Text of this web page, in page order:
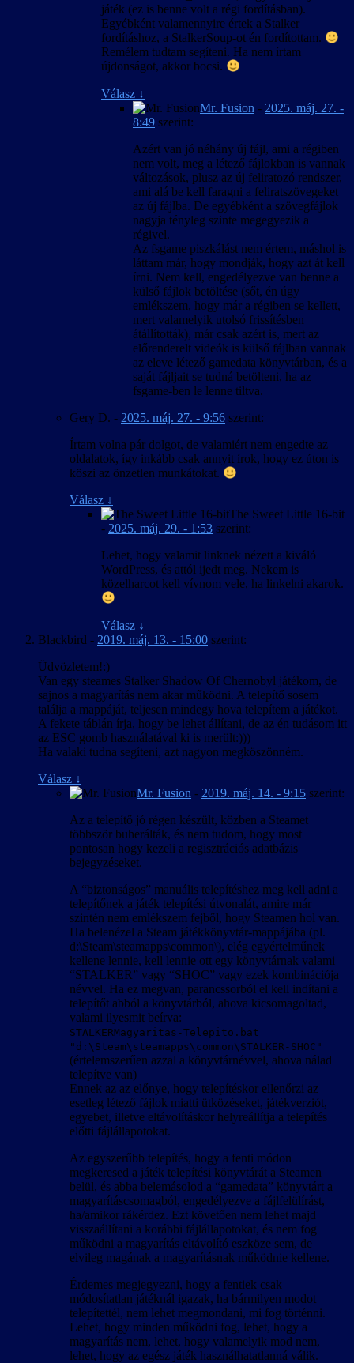
szövegkészlet csak úgy lesz egységes, ha új
játékot indítunk, és nem váltunk nyelvet
közben.
játék (ez is benne volt a régi fordításban).
Egyébként valamennyire értek a Stalker
fordításhoz, a StalkerSoup-ot én fordítottam.
Remélem tudtam segíteni. Ha nem írtam
újdonságot, akkor bocsi.
Válasz ↓
Mr. Fusion - 2025. máj. 27. -
8:49 szerint:
Azért van jó néhány új fájl, ami a régiben
nem volt, meg a létező fájlokban is vannak
változások, plusz az új feliratozó rendszer,
ami alá be kell faragni a feliratszövegeket
az új fájlba. De egyébként a szövegfájlok
nagyja tényleg szinte megegyezik a
régivel.
Az fsgame piszkálást nem értem, máshol is
láttam már, hogy mondják, hogy azt át kell
írni. Nem kell, engedélyezve van benne a
külső fájlok betöltése (sőt, én úgy
emlékszem, hogy már a régiben se kellett,
mert valamelyik utolsó frissítésben
átállították), már csak azért is, mert az
előrenderelt videók is külső fájlban vannak
az eleve létező gamedata könyvtárban, és a
saját fájljait se tudná betölteni, ha az
fsgame-ben le lenne tiltva.
Gery D. - 2025. máj. 27. - 9:56 szerint:
Írtam volna pár dolgot, de valamiért nem engedte az
oldalatok, így inkább csak annyit írok, hogy ez úton is
köszi az önzetlen munkátokat.
Válasz ↓
The Sweet Little 16-bit
- 2025. máj. 29. - 1:53 szerint:
Lehet, hogy valamit linknek nézett a kiváló
WordPress, és attól ijedt meg. Nekem is
közelharcot kell vívnom vele, ha linkelni akarok.
Válasz ↓
Blackbird - 2019. máj. 13. - 15:00 szerint:
Üdvözletem!:)
Van egy steames Stalker Shadow Of Chernobyl játékom, de
sajnos a magyarítás nem akar működni. A telepítő sosem
találja a mappáját, teljesen mindegy hova telepítem a játékot.
A fekete táblán írja, hogy be lehet állítani, de az én tudásom itt
az ESC gomb használatával ki is merült:)))
Ha valaki tudna segíteni, azt nagyon megköszönném.
Válasz ↓
Mr. Fusion - 2019. máj. 14. - 9:15 szerint:
Az a telepítő jó régen készült, közben a Steamet
többször buherálták, és nem tudom, hogy most
pontosan hogy kezeli a regisztrációs adatbázis
bejegyzéseket.
A “biztonságos” manuális telepítéshez meg kell adni a
telepítőnek a játék telepítési útvonalát, amire már
szintén nem emlékszem fejből, hogy Steamen hol van.
Ha belenézel a Steam játékkönyvtár-mappájába (pl.
d:\Steam\steamapps\common\), elég egyértelműnek
kellene lennie, kell lennie ott egy könyvtárnak valami
“STALKER” vagy “SHOC” vagy ezek kombinációja
névvel. Ha ez megvan, parancssorból el kell indítani a
telepítőt abból a könyvtárból, ahova kicsomagoltad,
valami ilyesmit beírva:
STALKERMagyaritas-Telepito.bat
"d:\Steam\steamapps\common\STALKER-SHOC"
(értelemszerűen azzal a könyvtárnévvel, ahova nálad
telepítve van)
Ennek az az előnye, hogy telepítéskor ellenőrzi az
esetleg létező fájlok miatti ütközéseket, játékverziót,
egyebet, illetve eltávolításkor helyreállítja a telepítés
előtti fájlállapotokat.
Az egyszerűbb telepítés, hogy a fenti módon
megkeresed a játék telepítési könyvtárát a Steamen
belül, és abba belemásolod a “gamedata” könyvtárt a
magyarításcsomagból, engedélyezve a fájlfelülírást,
ha/amikor rákérdez. Ezt követően nem lehet majd
visszaállítani a korábbi fájlállapotokat, és nem fog
működni a magyarítás eltávolító eszköze sem, de
elvileg magának a magyarításnak működnie kellene.
Érdemes megjegyezni, hogy a fentiek csak
módosítatlan játéknál igazak, ha bármilyen modot
telepítettél, nem lehet megmondani, mi fog történni.
Lehet, hogy minden működni fog, lehet, hogy a
magyarítás nem, lehet, hogy valamelyik mod nem,
lehet, hogy az egész játék használhatatlanná válik.